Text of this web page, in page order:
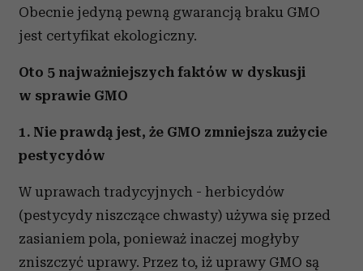
Obecnie jedyną pewną gwarancją braku GMO
jest certyfikat ekologiczny.
Oto 5 najważniejszych faktów w dyskusji
w sprawie GMO
1. Nie prawdą jest, że GMO zmniejsza zużycie
pestycydów
W uprawach tradycyjnych - herbicydów
(pestycydy niszczące chwasty) używa się przed
zasianiem pola, ponieważ inaczej mogłyby
zniszczyć uprawy. Przez to, iż uprawy GMO są